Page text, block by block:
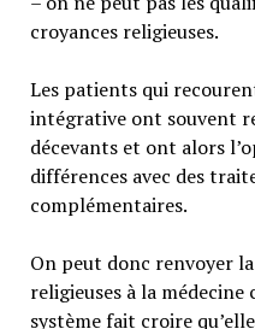
croyances religieuses.
Les patients qui
intégrative ont souvent
décevants et ont alors
différences avec des
complémentaires.
On peut donc renvoyer
religieuses à la
système fait croire